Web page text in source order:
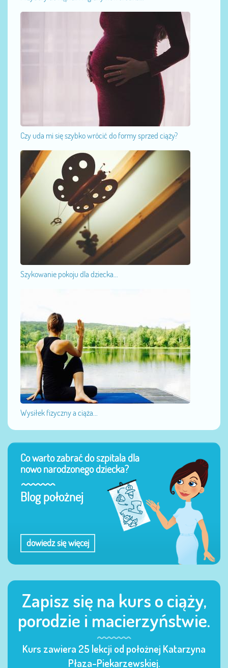
Czy uda mi się szybko wrócić do formy sprzed ciąży?
Szykowanie pokoju dla dziecka...
Wysiłek fizyczny a ciąża...
Co warto zabrać do szpitala dla
nowo narodzonego dziecka?
Blog położnej
dowiedz się więcej
Zapisz się na kurs o ciąży,
porodzie i macierzyństwie.
Kurs zawiera 25 lekcji od położnej Katarzyna
Płaza-Piekarzewskiej.